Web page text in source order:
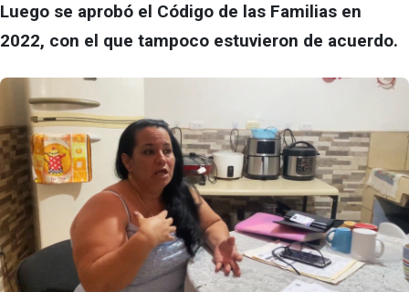
Luego se aprobó el Código de las Familias en
2022, con el que tampoco estuvieron de acuerdo.